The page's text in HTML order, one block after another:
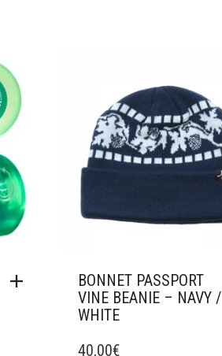
BONNET PASSPORT
VINE BEANIE – NAVY /
WHITE
40,00€